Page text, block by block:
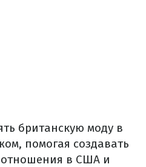
британскую моду в
помогая создавать
в США и